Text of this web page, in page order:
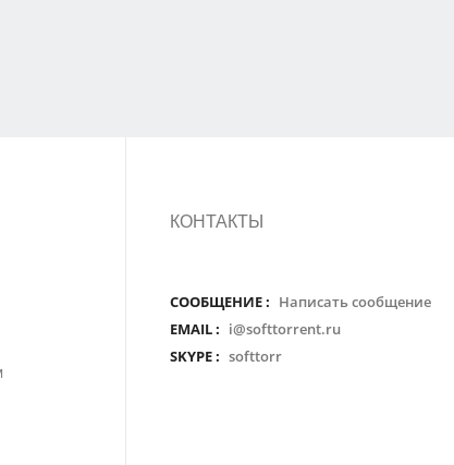
КОНТАКТЫ
СООБЩЕНИЕ : Написать сообщение
EMAIL : i@softtorrent.ru
SKYPE : softtorr